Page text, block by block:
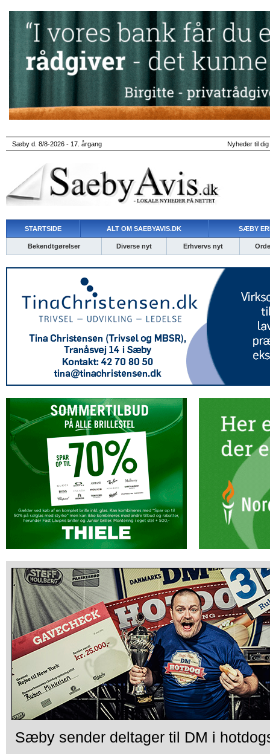
Sæby d. 8/8-2026 - 17. årgang Nyheder til
STARTSIDE ALT OM SAEBYAVIS.DK SÆBY
Bekendtgørelser Diverse nyt Erhvervs nyt
Sæby sender deltager til DM i